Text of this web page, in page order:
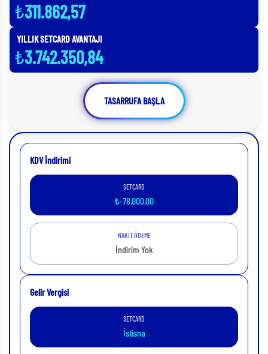
₺311.862,57
YILLIK SETCARD AVANTAJI
₺3.742.350,84
TASARRUFA BAŞLA
KDV İndirimi
SETCARD
₺-78.000,00
NAKİT ÖDEME
İndirim Yok
Gelir Vergisi
SETCARD
İstisna